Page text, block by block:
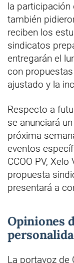
la participación
también
reciben los
sindicatos
entregarán el
con
ajustado y la
Respecto a
se anunciará
próxima
eventos
CCOO PV,
propuesta
presentará a
Opiniones
La portavoz de